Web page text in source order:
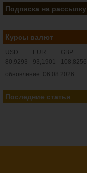
Подписка на рассылку
Курсы валют
USD EUR
GBP
80,9293
93,1901
108,8256
обновление: 06.08.2026
Последние статьи